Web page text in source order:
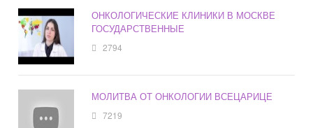
ОНКОЛОГИЧЕСКИЕ КЛИНИКИ В МОСКВЕ
ГОСУДАРСТВЕННЫЕ
2794
МОЛИТВА ОТ ОНКОЛОГИИ ВСЕЦАРИЦЕ
7219